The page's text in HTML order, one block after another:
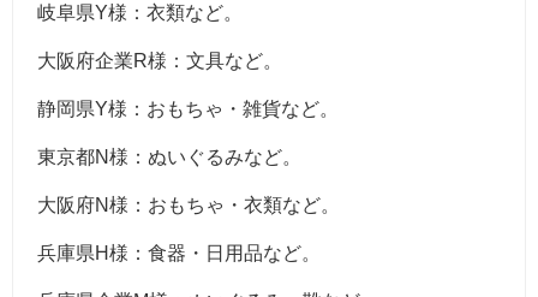
岐阜県Y様：衣類など。
大阪府企業R様：文具など。
静岡県Y様：おもちゃ・雑貨など。
東京都N様：ぬいぐるみなど。
大阪府N様：おもちゃ・衣類など。
兵庫県H様：食器・日用品など。